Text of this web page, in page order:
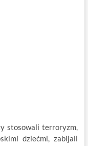
stosowali terroryzm,
dziećmi, zabijali